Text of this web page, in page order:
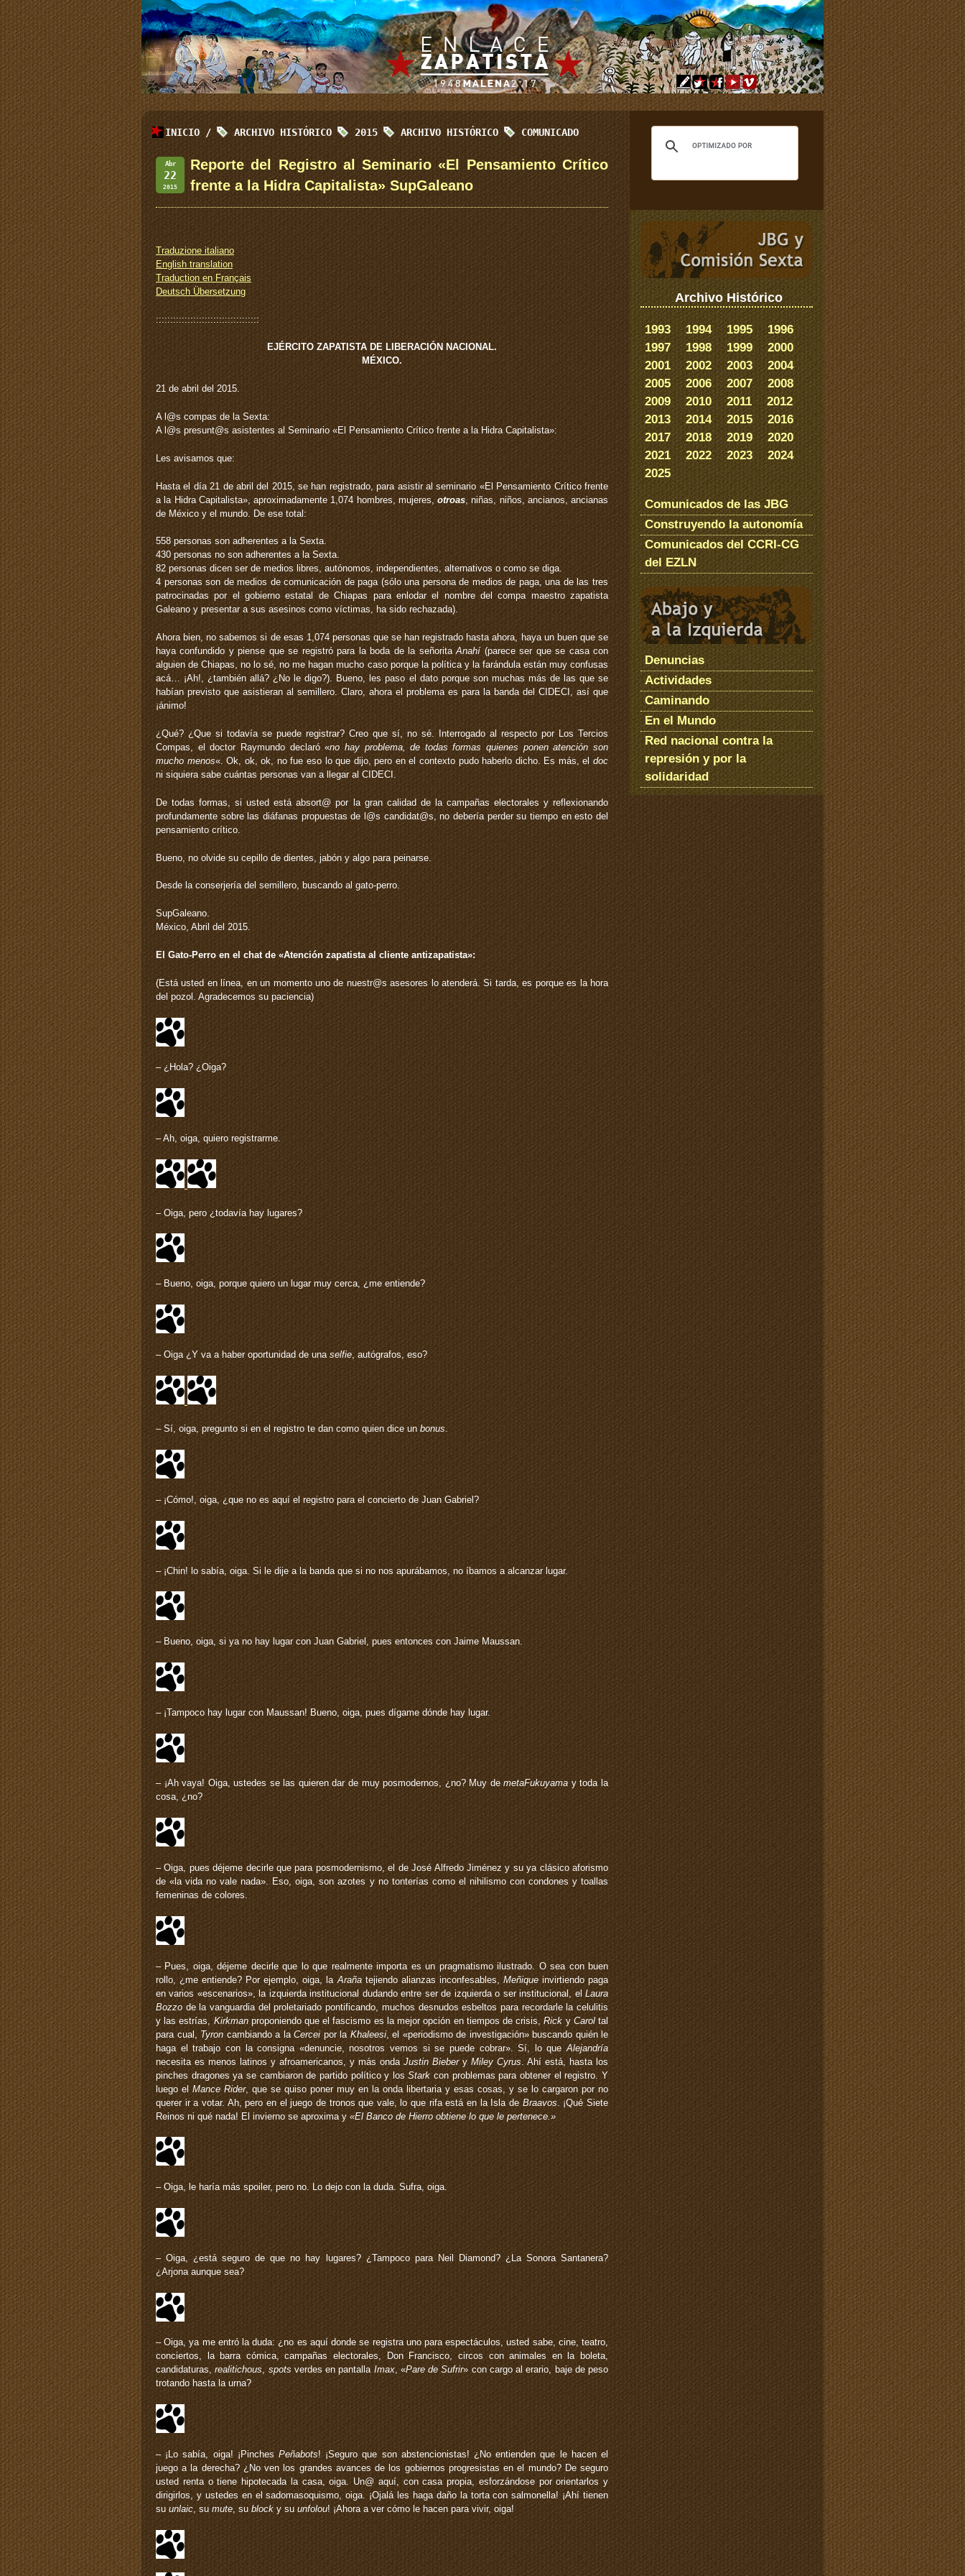
INICIO / ARCHIVO HISTÓRICO 2015 ARCHIVO HISTÓRICO COMUNICADO
Abr
22
2015
Reporte del Registro al Seminario «El Pensamiento Crítico
frente a la Hidra Capitalista» SupGaleano
Traduzione italiano
English translation
Traduction en Français
Deutsch Übersetzung
::::::::::::::::::::::::::::::::::::
EJÉRCITO ZAPATISTA DE LIBERACIÓN NACIONAL.
MÉXICO.
21 de abril del 2015.
A l@s compas de la Sexta:
A l@s presunt@s asistentes al Seminario «El Pensamiento Crítico frente a la Hidra Capitalista»:
Les avisamos que:
Hasta el día 21 de abril del 2015, se han registrado, para asistir al seminario «El Pensamiento Crítico frente
a la Hidra Capitalista», aproximadamente 1,074 hombres, mujeres, otroas , niñas, niños, ancianos, ancianas
de México y el mundo. De ese total:
558 personas son adherentes a la Sexta.
430 personas no son adherentes a la Sexta.
82 personas dicen ser de medios libres, autónomos, independientes, alternativos o como se diga.
4 personas son de medios de comunicación de paga (sólo una persona de medios de paga, una de las tres
patrocinadas por el gobierno estatal de Chiapas para enlodar el nombre del compa maestro zapatista
Galeano y presentar a sus asesinos como víctimas, ha sido rechazada).
Ahora bien, no sabemos si de esas 1,074 personas que se han registrado hasta ahora, haya un buen que se
haya confundido y piense que se registró para la boda de la señoritaAnahí(parece ser que se casa con
alguien de Chiapas, no lo sé, no me hagan mucho caso porque la política y la farándula están muy confusas
acá… ¡Ah!, ¿también allá? ¿No le digo?). Bueno, les paso el dato porque son muchas más de las que se
habían previsto que asistieran al semillero. Claro, ahora el problema es para la banda del CIDECI, así que
¡ánimo!
¿Qué? ¿Que si todavía se puede registrar? Creo que sí, no sé. Interrogado al respecto por Los Tercios
Compas, el doctor Raymundo declaró «no hay problema, de todas formas quienes ponen atención son
mucho menos«. Ok, ok, ok, no fue eso lo que dijo, pero en el contexto pudo haberlo dicho. Es más, eldoc
ni siquiera sabe cuántas personas van a llegar al CIDECI.
De todas formas, si usted está absort@ por la gran calidad de la campañas electorales y reflexionando
profundamente sobre las diáfanas propuestas de l@s candidat@s, no debería perder su tiempo en esto del
pensamiento crítico.
Bueno, no olvide su cepillo de dientes, jabón y algo para peinarse.
Desde la conserjería del semillero, buscando al gato-perro.
SupGaleano.
México, Abril del 2015.
El Gato-Perro en el chat de «Atención zapatista al cliente antizapatista»:
(Está usted en línea, en un momento uno de nuestr@s asesores lo atenderá. Si tarda, es porque es la hora
del pozol. Agradecemos su paciencia)
– ¿Hola? ¿Oiga?
– Ah, oiga, quiero registrarme.
– Oiga, pero ¿todavía hay lugares?
– Bueno, oiga, porque quiero un lugar muy cerca, ¿me entiende?
– Oiga ¿Y va a haber oportunidad de una selfie, autógrafos, eso?
– Sí, oiga, pregunto si en el registro te dan como quien dice unbonus.
– ¡Cómo!, oiga, ¿que no es aquí el registro para el concierto de Juan Gabriel?
– ¡Chin! lo sabía, oiga. Si le dije a la banda que si no nos apurábamos, no íbamos a alcanzar lugar.
– Bueno, oiga, si ya no hay lugar con Juan Gabriel, pues entonces con Jaime Maussan.
– ¡Tampoco hay lugar con Maussan! Bueno, oiga, pues dígame dónde hay lugar.
– ¡Ah vaya! Oiga, ustedes se las quieren dar de muy posmodernos, ¿no? Muy demetaFukuyamay toda la
cosa, ¿no?
– Oiga, pues déjeme decirle que para posmodernismo, el de José Alfredo Jiménez y su ya clásico aforismo
de «la vida no vale nada». Eso, oiga, son azotes y no tonterías como el nihilismo con condones y toallas
femeninas de colores.
– Pues, oiga, déjeme decirle que lo que realmente importa es un pragmatismo ilustrado. O sea con buen
rollo, ¿me entiende? Por ejemplo, oiga, la Arañatejiendo alianzas inconfesables, Meñiqueinvirtiendo paga
en varios «escenarios», la izquierda institucional dudando entre ser de izquierda o ser institucional, el Laura
Bozzo de la vanguardia del proletariado pontificando, muchos desnudos esbeltos para recordarle la celulitis
y las estrías, Kirkmanproponiendo que el fascismo es la mejor opción en tiempos de crisis,Rick y Caroltal
para cual, Tyron cambiando a la Cercei por la Khaleesi, el «periodismo de investigación» buscando quién le
haga el trabajo con la consigna «denuncie, nosotros vemos si se puede cobrar». Sí, lo que Alejandría
necesita es menos latinos y afroamericanos, y más onda Justin Biebery Miley Cyrus . Ahí está, hasta los
pinches dragones ya se cambiaron de partido político y losStark con problemas para obtener el registro. Y
luego el Mance Rider, que se quiso poner muy en la onda libertaria y esas cosas, y se lo cargaron por no
querer ir a votar. Ah, pero en el juego de tronos que vale, lo que rifa está en la Isla de Braavos. ¡Qué Siete
Reinos ni qué nada! El invierno se aproxima y «El Banco de Hierro obtiene lo que le pertenece.»
– Oiga, le haría más spoiler, pero no. Lo dejo con la duda. Sufra, oiga.
– Oiga, ¿está seguro de que no hay lugares? ¿Tampoco para Neil Diamond? ¿La Sonora Santanera?
¿Arjona aunque sea?
– Oiga, ya me entró la duda: ¿no es aquí donde se registra uno para espectáculos, usted sabe, cine, teatro,
conciertos, la barra cómica, campañas electorales, Don Francisco, circos con animales en la boleta,
candidaturas,realitichous, spotsverdes en pantalla Imax, «Pare de Sufrir» con cargo al erario, baje de peso
trotando hasta la urna?
– ¡Lo sabía, oiga! ¡Pinches Peñabots! ¡Seguro que son abstencionistas! ¿No entienden que le hacen el
juego a la derecha? ¿No ven los grandes avances de los gobiernos progresistas en el mundo? De seguro
usted renta o tiene hipotecada la casa, oiga. Un@ aquí, con casa propia, esforzándose por orientarlos y
dirigirlos, y ustedes en el sadomasoquismo, oiga. ¡Ojalá les haga daño la torta con salmonella! ¡Ahí tienen
su unlaic , su mute , su blocky su unfolou! ¡Ahora a ver cómo le hacen para vivir, oiga!
Archivo Histórico
1993 1994 1995
1996
1997
1998 1999
2000
2001
2002 2003
2004
2005
2006 2007
2008
2009
2010 2011
2012
2013
2014 2015
2016
2017
2018 2019
2020
2021
2022 2023
2024
2025
Comunicados de las JBG
Construyendo la autonomía
Comunicados del CCRI-CG
del EZLN
Denuncias
Actividades
Caminando
En el Mundo
Red nacional contra la
represión y por la
solidaridad